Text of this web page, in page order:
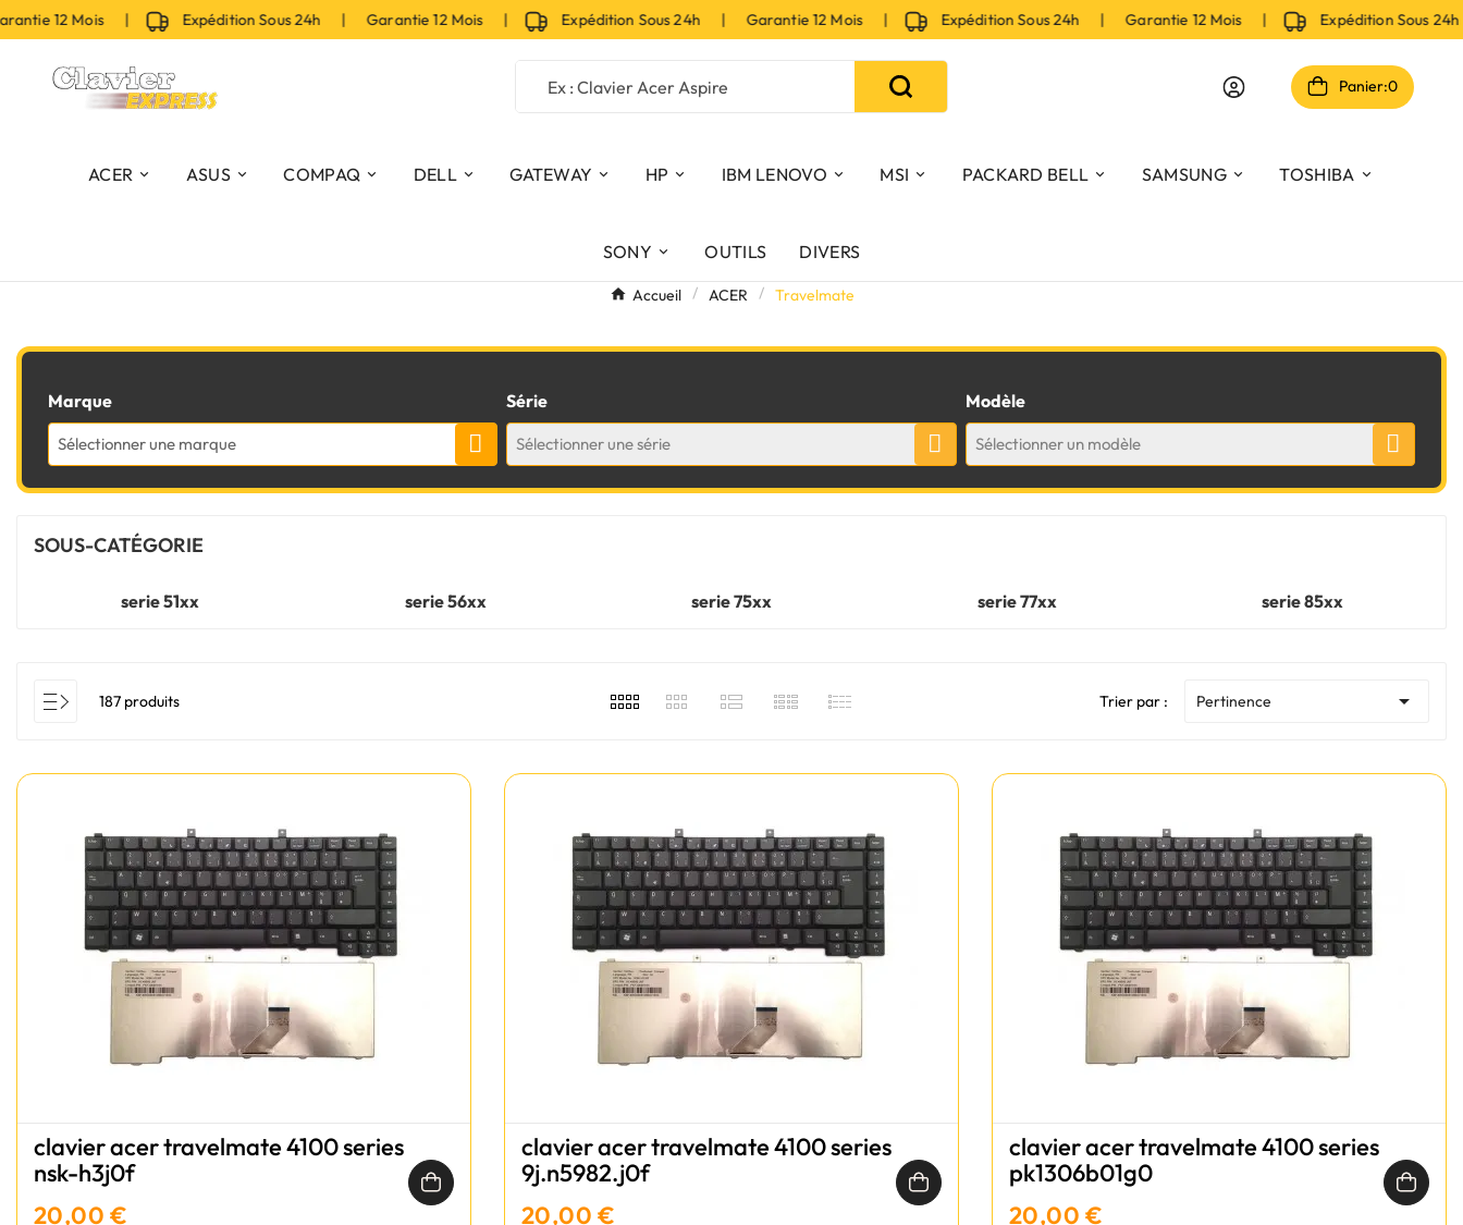
12 Mois | Expédition Sous 24h | Garantie 12 Mois | Expédition Sous 24h | Garantie 12 Mois | Expédition Sous 24h | Garantie 12 Mois | Expédition Sous 24h
Panier:0
ACER ASUS COMPAQ DELL GATEWAY HP IBM LENOVO MSI PACKARD BELL SAMSUNG TOSHIBA
SONY OUTILS DIVERS
Accueil ACER Travelmate
Marque
Sélectionner une marque
Série
Sélectionner une série
Modèle
Sélectionner un modèle
SOUS-CATÉGORIE
serie 51xx serie 56xx serie 75xx serie 77xx serie 85xx
187 produits Trier par : Pertinence 
clavier acer travelmate 4100 series
nsk-h3j0f
20,00 €
clavier acer travelmate 4100 series
9j.n5982.j0f
20,00 €
clavier acer travelmate 4100 series
pk1306b01g0
20,00 €